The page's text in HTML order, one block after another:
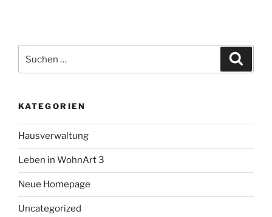
nach:
KATEGORIEN
Hausverwaltung
Leben in WohnArt 3
Neue Homepage
Uncategorized